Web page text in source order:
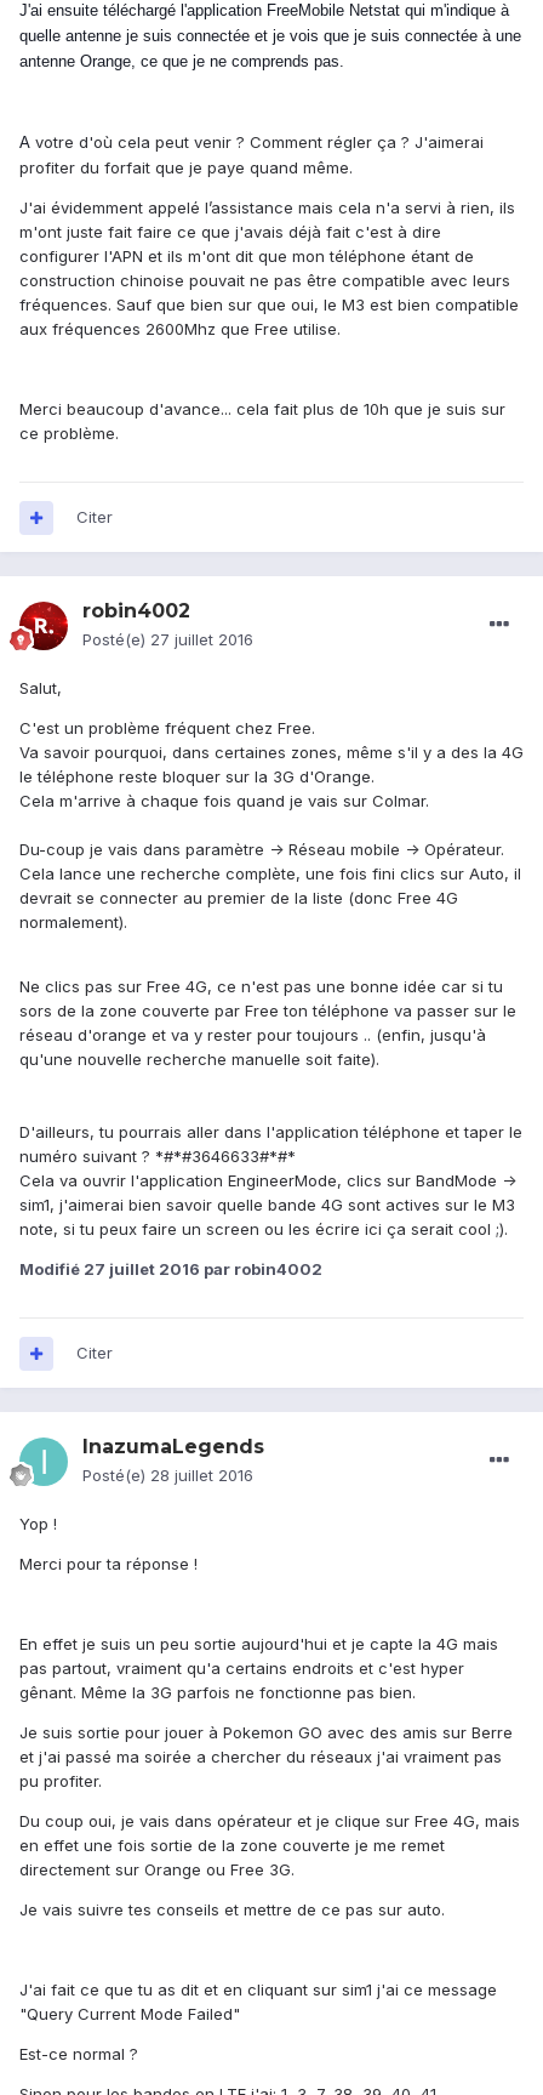
J'ai ensuite téléchargé l'application FreeMobile Netstat qui m'indique à
quelle antenne je suis connectée et je vois que je suis connectée à une
antenne Orange, ce que je ne comprends pas.
A votre d'où cela peut venir ? Comment régler ça ? J'aimerai
profiter du forfait que je paye quand même.
J'ai évidemment appelé l’assistance mais cela n'a servi à rien, ils
m'ont juste fait faire ce que j'avais déjà fait c'est à dire
configurer l'APN et ils m'ont dit que mon téléphone étant de
construction chinoise pouvait ne pas être compatible avec leurs
fréquences. Sauf que bien sur que oui, le M3 est bien compatible
aux fréquences 2600Mhz que Free utilise.
Merci beaucoup d'avance... cela fait plus de 10h que je suis sur
ce problème.
Citer
robin4002
Posté(e) 27 juillet 2016
Salut,
C'est un problème fréquent chez Free.
Va savoir pourquoi, dans certaines zones, même s'il y a des la 4G
le téléphone reste bloquer sur la 3G d'Orange.
Cela m'arrive à chaque fois quand je vais sur Colmar.
Du-coup je vais dans paramètre -> Réseau mobile -> Opérateur.
Cela lance une recherche complète, une fois fini clics sur Auto, il
devrait se connecter au premier de la liste (donc Free 4G
normalement).
Ne clics pas sur Free 4G, ce n'est pas une bonne idée car si tu
sors de la zone couverte par Free ton téléphone va passer sur le
réseau d'orange et va y rester pour toujours .. (enfin, jusqu'à
qu'une nouvelle recherche manuelle soit faite).
D'ailleurs, tu pourrais aller dans l'application téléphone et taper le
numéro suivant ? *#*#3646633#*#*
Cela va ouvrir l'application EngineerMode, clics sur BandMode ->
sim1, j'aimerai bien savoir quelle bande 4G sont actives sur le M3
note, si tu peux faire un screen ou les écrire ici ça serait cool ;).
Modifié 27 juillet 2016 par robin4002
Citer
InazumaLegends
Posté(e) 28 juillet 2016
Yop !
Merci pour ta réponse !
En effet je suis un peu sortie aujourd'hui et je capte la 4G mais
pas partout, vraiment qu'a certains endroits et c'est hyper
gênant. Même la 3G parfois ne fonctionne pas bien.
Je suis sortie pour jouer à Pokemon GO avec des amis sur Berre
et j'ai passé ma soirée a chercher du réseaux j'ai vraiment pas
pu profiter.
Du coup oui, je vais dans opérateur et je clique sur Free 4G, mais
en effet une fois sortie de la zone couverte je me remet
directement sur Orange ou Free 3G.
Je vais suivre tes conseils et mettre de ce pas sur auto.
J'ai fait ce que tu as dit et en cliquant sur sim1 j'ai ce message
"Query Current Mode Failed"
Est-ce normal ?